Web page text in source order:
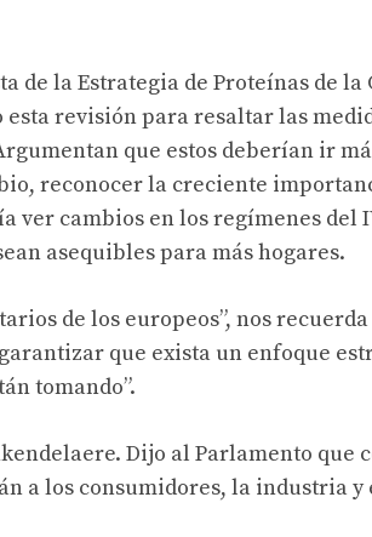
de la Estrategia de Proteínas de la
revisión para resaltar las
que estos deberían ir
reconocer la creciente
ver cambios en los regímenes del
asequibles para más hogares.
de los europeos”, nos
que exista un enfoque
tomando”.
Dijo al Parlamento que
a los consumidores, la industria y